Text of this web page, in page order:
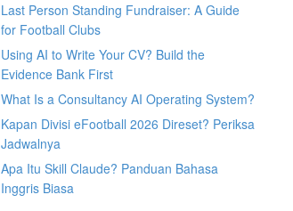
Last Person Standing Fundraiser: A Guide
for Football Clubs
Using AI to Write Your CV? Build the
Evidence Bank First
What Is a Consultancy AI Operating System?
Kapan Divisi eFootball 2026 Direset? Periksa
Jadwalnya
Apa Itu Skill Claude? Panduan Bahasa
Inggris Biasa